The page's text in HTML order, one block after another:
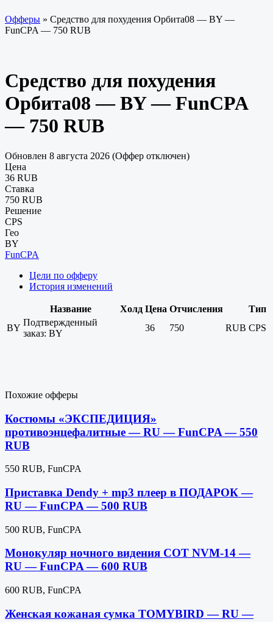
Офферы » Средство для похудения Орбита08 — BY —
FunCPA — 750 RUB
Средство для похудения
Орбита08 — BY — FunCPA
— 750 RUB
Обновлен 8 августа 2026 (Оффер отключен)
Цена
36 RUB
Ставка
750 RUB
Решение
CPS
Гео
BY
FunCPA
Цели по офферу
История изменений
Название Холд Цена Отчисления
Тип
BY
Подтвержденный
заказ: BY
36 750 RUB CPS
Похожие офферы
Костюмы «ЭКСПЕДИЦИЯ»
противоэнцефалитные — RU — FunCPA — 550
RUB
550 RUB, FunCPA
Приставка Dendy + mp3 плеер в ПОДАРОК —
RU — FunCPA — 500 RUB
500 RUB, FunCPA
Монокуляр ночного видения СОТ NVM-14 —
RU — FunCPA — 600 RUB
600 RUB, FunCPA
Женская кожаная сумка TOMYBIRD — RU —